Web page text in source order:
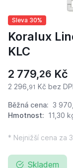
Sleva 30%
Koralux
KLC
2 779,26 Kč
2 296, 91 Kč bez
Běžná cena: 3 970,
Hmotnost: 11,30
* Nejnižší cena za
Skladem